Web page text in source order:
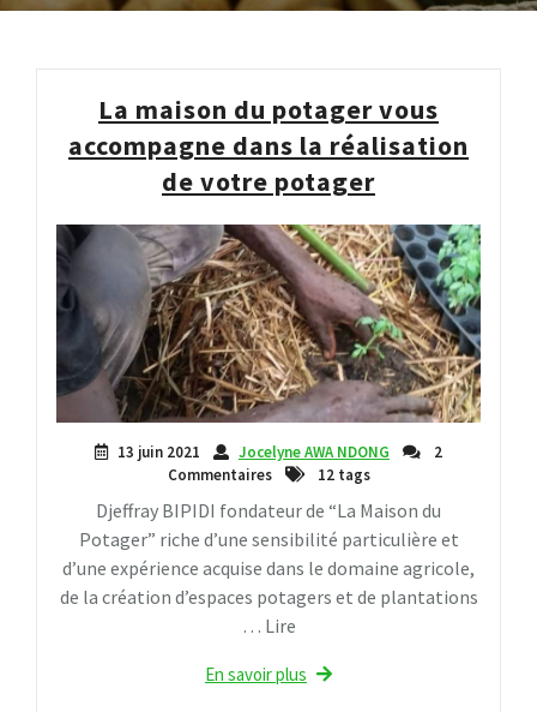
La maison du potager vous
accompagne dans la réalisation
de votre potager
13 juin 2021 Jocelyne AWA NDONG
2
Commentaires
12 tags
Djeffray BIPIDI fondateur de “La Maison du
Potager” riche d’une sensibilité particulière et
d’une expérience acquise dans le domaine agricole,
de la création d’espaces potagers et de plantations
… Lire
En savoir plus